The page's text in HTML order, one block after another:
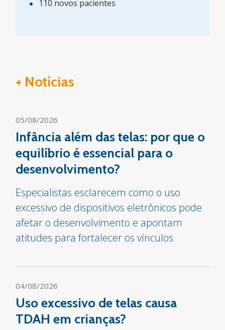
110 novos pacientes
+ Notícias
05/08/2026
Infância além das telas: por que o
equilíbrio é essencial para o
desenvolvimento?
Especialistas esclarecem como o uso
excessivo de dispositivos eletrônicos pode
afetar o desenvolvimento e apontam
atitudes para fortalecer os vínculos
04/08/2026
Uso excessivo de telas causa
TDAH em crianças?